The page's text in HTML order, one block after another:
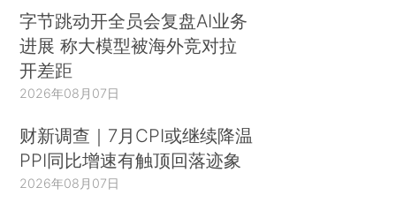
字节跳动开全员会复盘AI业务
进展 称大模型被海外竞对拉
开差距
2026年08月07日
财新调查｜7月CPI或继续降温
PPI同比增速有触顶回落迹象
2026年08月07日